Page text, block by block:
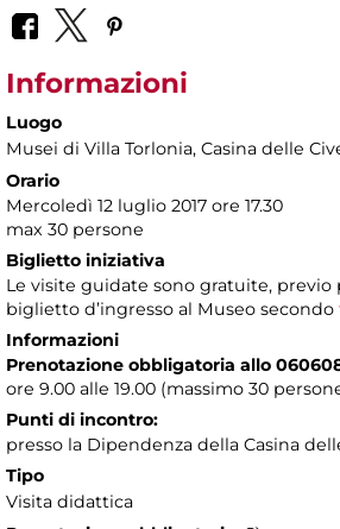
Informazioni
Luogo
Musei di Villa Torlonia, Casina delle
Orario
Mercoledì 12 luglio 2017 ore 17.30
max 30 persone
Biglietto iniziativa
Le visite guidate sono gratuite, previo
biglietto d’ingresso al Museo secondo
Informazioni
Prenotazione obbligatoria allo
ore 9.00 alle 19.00 (massimo 30
Punti di incontro:
presso la Dipendenza della Casina
Tipo
Visita didattica